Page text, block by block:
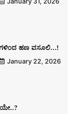
ಹಣ ವಸೂಲಿ…!
January 22, 2026